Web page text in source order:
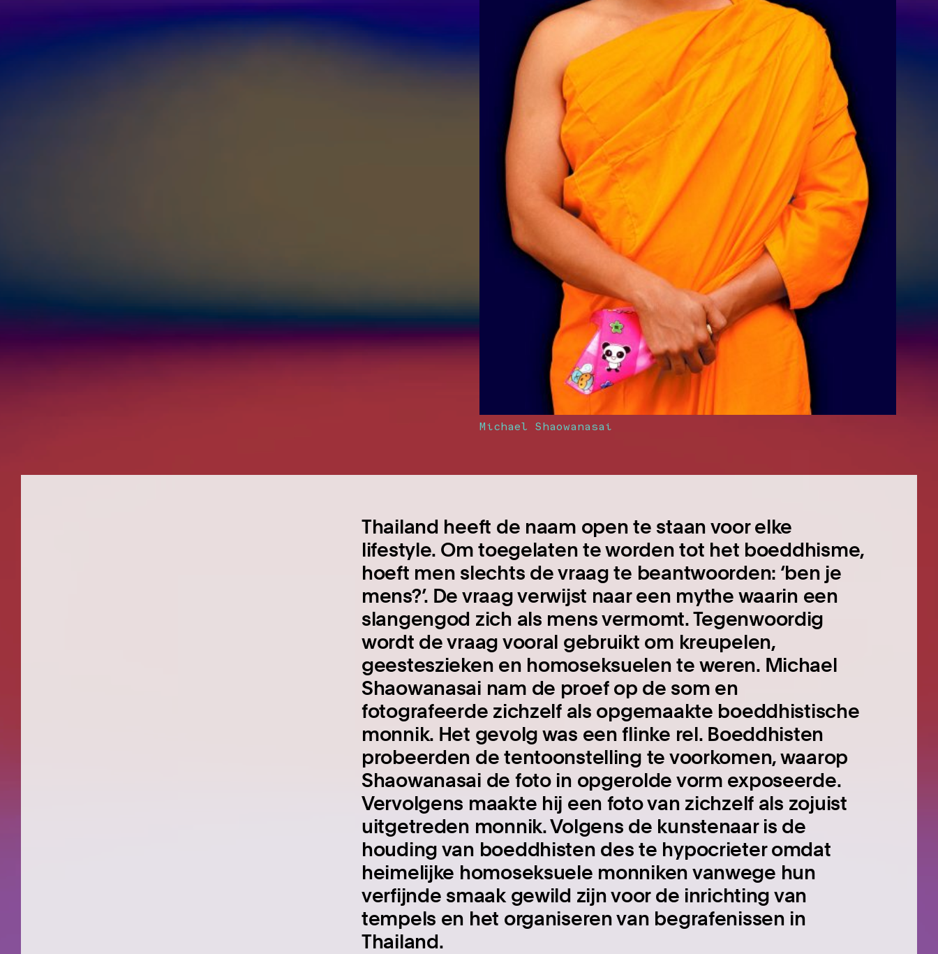
Michael Shaowanasai
Thailand heeft de naam open te staan voor elke
lifestyle. Om toegelaten te worden tot het boeddhisme,
hoeft men slechts de vraag te beantwoorden: ‘ben je
mens?’. De vraag verwijst naar een mythe waarin een
slangengod zich als mens vermomt. Tegenwoordig
wordt de vraag vooral gebruikt om kreupelen,
geesteszieken en homoseksuelen te weren. Michael
Shaowanasai nam de proef op de som en
fotografeerde zichzelf als opgemaakte boeddhistische
monnik. Het gevolg was een flinke rel. Boeddhisten
probeerden de tentoonstelling te voorkomen, waarop
Shaowanasai de foto in opgerolde vorm exposeerde.
Vervolgens maakte hij een foto van zichzelf als zojuist
uitgetreden monnik. Volgens de kunstenaar is de
houding van boeddhisten des te hypocrieter omdat
heimelijke homoseksuele monniken vanwege hun
verfijnde smaak gewild zijn voor de inrichting van
tempels en het organiseren van begrafenissen in
Thailand.